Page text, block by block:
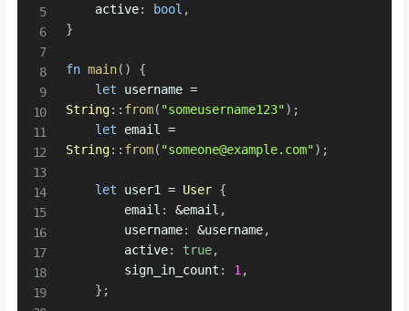
    active
: bool ,
}
fn main( )
{
let username =
String:: from( "someusername123") ;
let email =
String:: from( "someone@example.com") ;
let user1 = User {
        email
: &email ,
        username
: &username,
        active
: true,
        sign_in_count
: 1 ,
} ;